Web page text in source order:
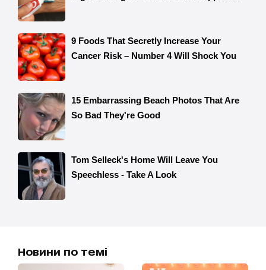
Новини по темі